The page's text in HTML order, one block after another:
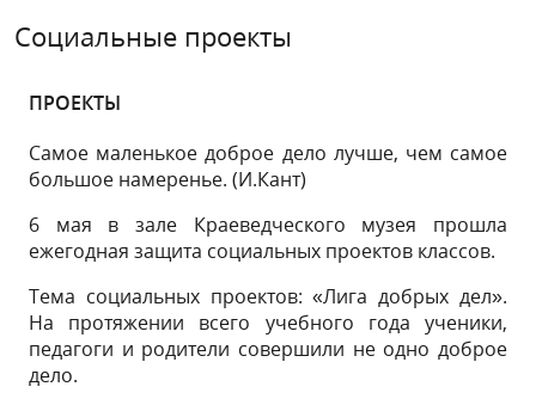
Социальные проекты
ПРОЕКТЫ
Самое маленькое доброе дело лучше, чем самое
большое намеренье. (И.Кант)
6 мая в зале Краеведческого музея прошла
ежегодная защита социальных проектов классов.
Тема социальных проектов: «Лига добрых дел».
На протяжении всего учебного года ученики,
педагоги и родители совершили не одно доброе
дело.